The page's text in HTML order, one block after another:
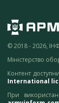
© 2018 - 2026,
Міністерство
Контент
International
При